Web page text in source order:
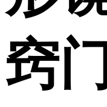
窍